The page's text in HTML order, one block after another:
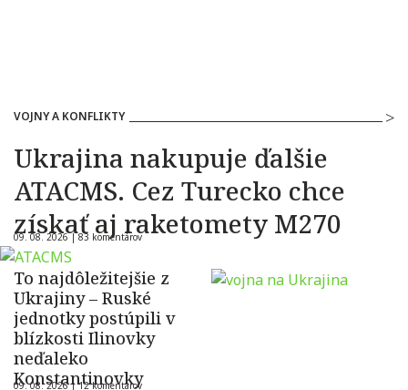
VOJNY A KONFLIKTY
Ukrajina nakupuje ďalšie
ATACMS. Cez Turecko chce
získať aj raketomety M270
09. 08. 2026 |83 komentárov
To najdôležitejšie z
Ukrajiny – Ruské
jednotky postúpili v
blízkosti Ilinovky
neďaleko
Konstantinovky
09. 08. 2026 |12 komentárov